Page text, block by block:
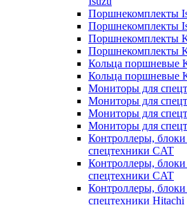
Поршнекомплекты
Поршнекомплекты
Поршнекомплекты
Поршнекомплекты
Кольца поршневые
Кольца поршневые
Мониторы для
Мониторы для
Мониторы для
Мониторы для
Контроллеры,
спецтехники CAT
Контроллеры,
спецтехники CAT
Контроллеры,
спецтехники Hitachi